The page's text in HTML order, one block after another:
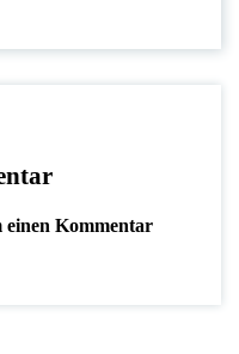
einen Kommentar